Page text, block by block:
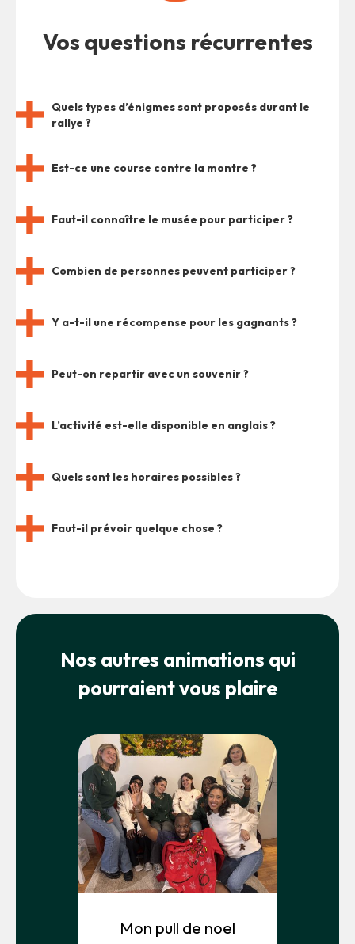
Vos questions récurrentes
Quels types d’énigmes sont proposés durant le
rallye ?
Est-ce une course contre la montre ?
Faut-il connaître le musée pour participer ?
Combien de personnes peuvent participer ?
Y a-t-il une récompense pour les gagnants ?
Peut-on repartir avec un souvenir ?
L’activité est-elle disponible en anglais ?
Quels sont les horaires possibles ?
Faut-il prévoir quelque chose ?
Nos autres animations qui
pourraient vous plaire
Mon pull de noel